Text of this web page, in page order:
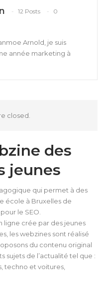
12 Posts
0
Arnold, je suis
année marketing à
closed.
des
jeunes
qui permet à des
école à Bruxelles de
le SEO.
ligne crée par des jeunes
les webzines sont réalisé
du contenu original
sujets de l’actualité tel que :
techno et voitures,